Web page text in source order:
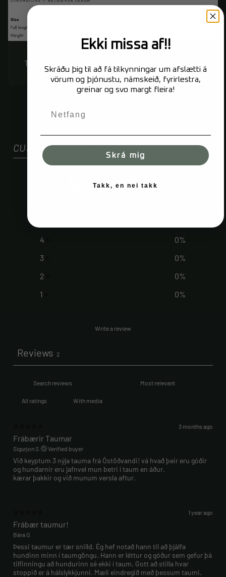
Tæknilegar upplýsingar
CUSTOMER REVIEWS
/ 5
4
0%
3
0%
2
0%
1
0%
Write a review
Reviews 2
With media
3 months ago
Frábærir Taumar
Sigurjon S. Verified buyer
Við keyptum 3 nýja tauma frá Óstöðvandi! vá hvað þeir eru góðir
og hundarnir eru jafnvel mun betri í taum en áður.
kærar þakkir og við munum versla aftur.
1 year ago
Frábær taumur!
Bára O.
Þessi taumur er tær snilld. Ég hef notað hann til að þjálfa
hundinn minn í taumgöngu. Hann er léttur og góður sem gefur þá
tilfinningu að hundurinn sé ekki í taum. Gott að stilla hvar
stoppið er á hálslykkjunni. Mæli eindregið með þessum taumi.
Ekki missa af!!
Skráðu þig til að fá tilkynningar um afslætti á
vörum og þjónustu, námskeið, fyrirlestra,
greinar og svo margt fleira!
Skrá mig
Takk, en nei takk